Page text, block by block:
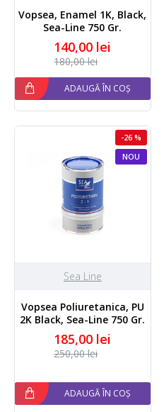
Vopsea, Enamel 1K, Black,
Sea-Line 750 Gr.
140,00 lei
180,00 lei
ADAUGĂ ÎN COȘ
NOU
-26 %
Sea Line
Vopsea Poliuretanica, PU
2K Black, Sea-Line 750 Gr.
185,00 lei
250,00 lei
ADAUGĂ ÎN COȘ